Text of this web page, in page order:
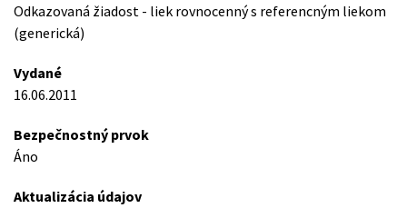
Odkazovaná žiadost - liek rovnocenný s referencným liekom
(generická)
Vydané
16.06.2011
Bezpečnostný prvok
Áno
Aktualizácia údajov